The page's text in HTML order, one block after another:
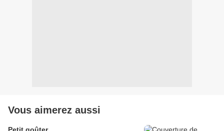
Vous aimerez aussi